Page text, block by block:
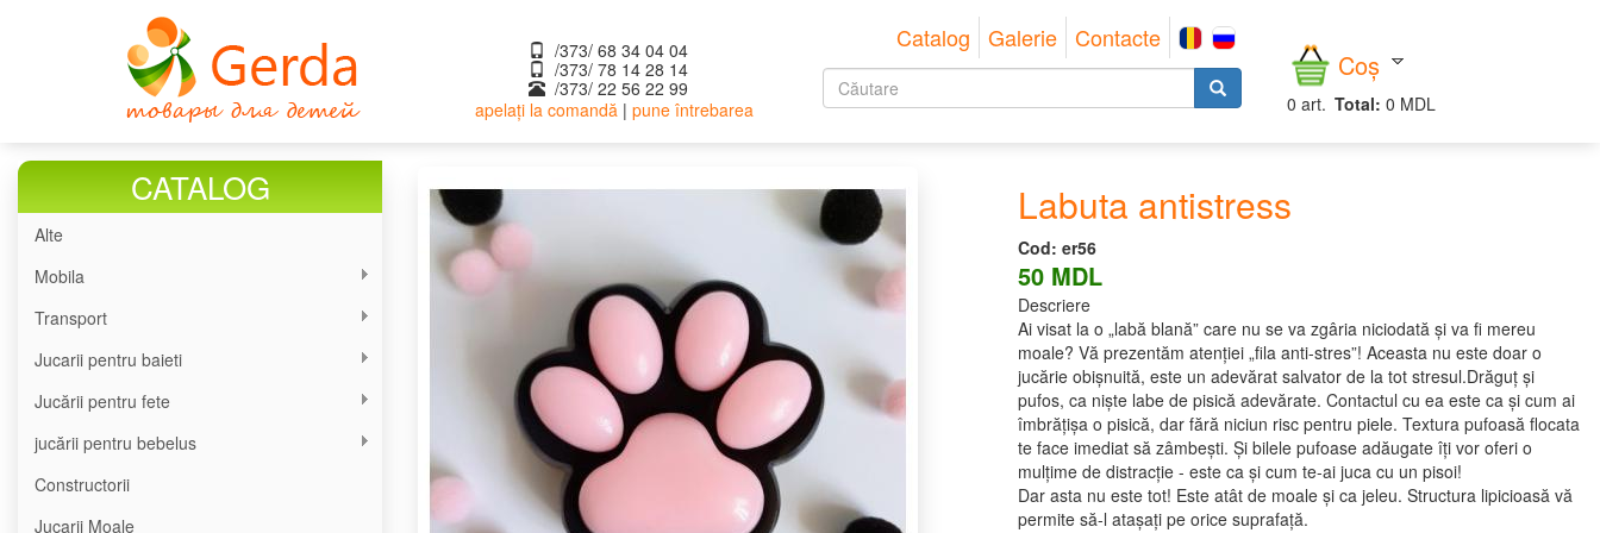
/373/ 68 34 04 04
/373/ ‎78 14 28 14
/373/ 22 56 22 99
apelați la comandă| pune întrebarea
Catalog Galerie Contacte
Formular Coș
0 art. Total: 0 MDL
CATALOG
Alte
Mobila
Transport
Jucarii pentru baieti
Jucării pentru fete
jucării pentru bebelus
Constructorii
Jucarii Moale
Labuta antistress
Cod: er56
50 MDL
Descriere
Ai visat la o „labă blană” care nu se va zgâria niciodată și va fi mereu
moale? Vă prezentăm atenției „fila anti-stres”! Aceasta nu este doar o
jucărie obișnuită, este un adevărat salvator de la tot stresul.Drăguț și
pufos, ca niște labe de pisică adevărate. Contactul cu ea este ca și cum ai
îmbrățișa o pisică, dar fără niciun risc pentru piele. Textura pufoasă flocata
te face imediat să zâmbești. Și bilele pufoase adăugate îți vor oferi o
mulțime de distracție - este ca și cum te-ai juca cu un pisoi!
Dar asta nu este tot! Este atât de moale și ca jeleu. Structura lipicioasă vă
permite să-l atașați pe orice suprafață.